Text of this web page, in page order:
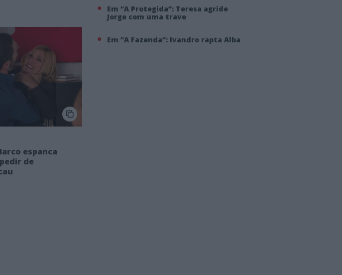
espanca
de
Em “A Protegida”: Teresa agride
Jorge com uma trave
Em “A Fazenda”: Ivandro rapta Alba